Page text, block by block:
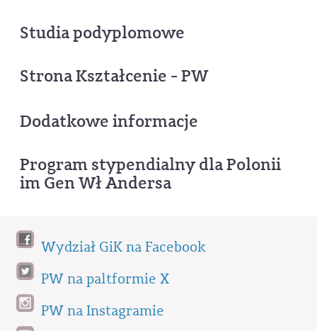
Studia podyplomowe
Strona Kształcenie - PW
Dodatkowe informacje
Program stypendialny dla Polonii
im Gen Wł Andersa
Wydział GiK na Facebook
PW na paltformie X
PW na Instagramie